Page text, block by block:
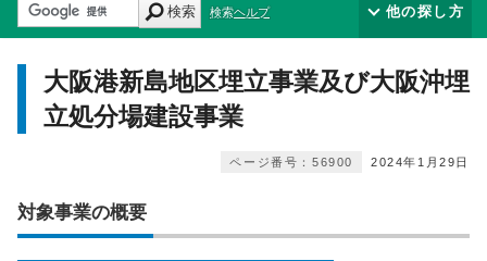
検索 検索ヘルプ 他の探し方
大阪港新島地区埋立事業及び大阪沖埋
立処分場建設事業
2024年1月29日
ページ番号：56900
対象事業の概要